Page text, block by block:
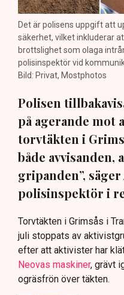
Det är polisens uppgift att
säkerhet, vilket inkluderar
brottslighet som olaga
polisinspektör vid
Bild: Privat, Mostphotos
Polisen
på agerande mot
torvtäkten i
både avvisanden,
gripanden”,
polisinspektör i
Torvtäkten i Grimsås i
juli stoppats av
efter att aktivister har
Neovas maskiner, grävt
ogräsfrön över täkten.